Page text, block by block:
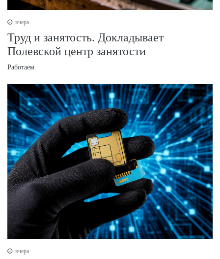
вчера
Труд и занятость. Докладывает
Полевской центр занятости
Работаем
вчера